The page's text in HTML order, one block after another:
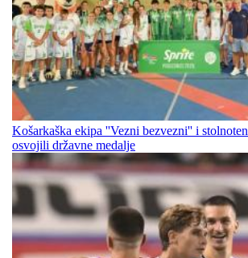
Košarkaška ekipa ''Vezni bezvezni'' i
osvojili državne medalje